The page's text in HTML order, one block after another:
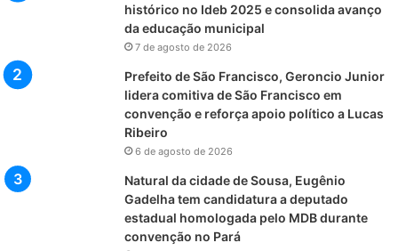
histórico no Ideb 2025 e consolida avanço
da educação municipal
7 de agosto de 2026
Prefeito de São Francisco, Geroncio Junior
lidera comitiva de São Francisco em
convenção e reforça apoio político a Lucas
Ribeiro
6 de agosto de 2026
Natural da cidade de Sousa, Eugênio
Gadelha tem candidatura a deputado
estadual homologada pelo MDB durante
convenção no Pará